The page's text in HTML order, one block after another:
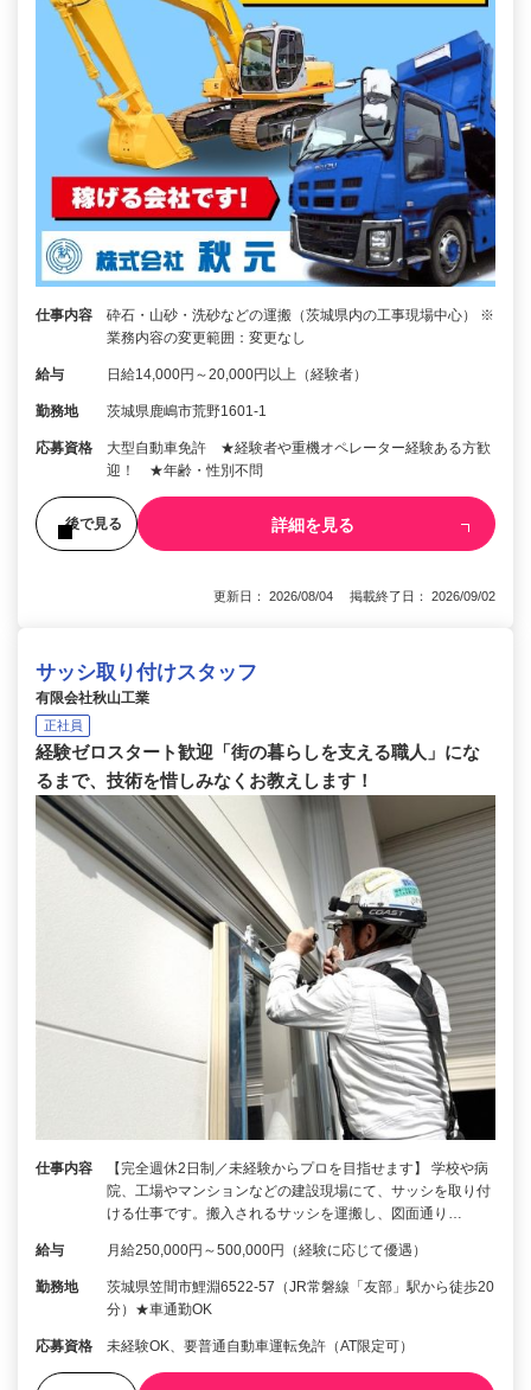
仕事内容
砕石・山砂・洗砂などの運搬（茨城県内の工事現場中心） ※
業務内容の変更範囲：変更なし
給与 日給14,000円～20,000円以上（経験者）
勤務地 茨城県鹿嶋市荒野1601-1
応募資格
大型自動車免許 ★経験者や重機オペレーター経験ある方歓
迎！ ★年齢・性別不問
後で見る 詳細を見る
更新日： 2026/08/04 掲載終了日： 2026/09/02
サッシ取り付けスタッフ
有限会社秋山工業
正社員
経験ゼロスタート歓迎「街の暮らしを支える職人」にな
るまで、技術を惜しみなくお教えします！
仕事内容
【完全週休2日制／未経験からプロを目指せます】 学校や病
院、工場やマンションなどの建設現場にて、サッシを取り付
ける仕事です。搬入されるサッシを運搬し、図面通り…
給与 月給250,000円～500,000円（経験に応じて優遇）
勤務地
茨城県笠間市鯉淵6522-57（JR常磐線「友部」駅から徒歩20
分）★車通勤OK
応募資格 未経験OK、要普通自動車運転免許（AT限定可）